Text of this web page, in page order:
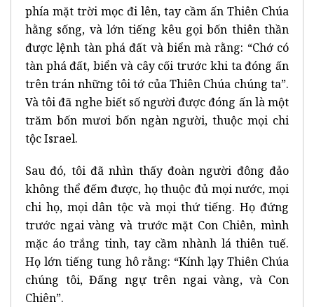
phía mặt trời mọc đi lên, tay cầm ấn Thiên Chúa
hằng sống, và lớn tiếng kêu gọi bốn thiên thần
được lệnh tàn phá đất và biển mà rằng: “Chớ có
tàn phá đất, biển và cây cối trước khi ta đóng ấn
trên trán những tôi tớ của Thiên Chúa chúng ta”.
Và tôi đã nghe biết số người được đóng ấn là một
trăm bốn mươi bốn ngàn người, thuộc mọi chi
tộc Israel.
Sau đó, tôi đã nhìn thấy đoàn người đông đảo
không thể đếm được, họ thuộc đủ mọi nước, mọi
chi họ, mọi dân tộc và mọi thứ tiếng. Họ đứng
trước ngai vàng và trước mặt Con Chiên, mình
mặc áo trắng tinh, tay cầm nhành lá thiên tuế.
Họ lớn tiếng tung hô rằng: “Kính lạy Thiên Chúa
chúng tôi, Đấng ngự trên ngai vàng, và Con
Chiên”.